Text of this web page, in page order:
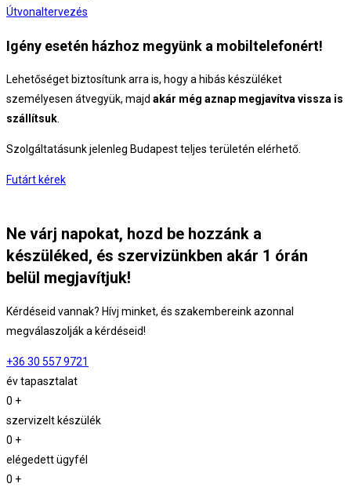
Útvonaltervezés
Igény esetén házhoz megyünk a mobiltelefonért!
Lehetőséget biztosítunk arra is, hogy a hibás készüléket
személyesen átvegyük, majd akár még aznap megjavítva vissza is
szállítsuk.
Szolgáltatásunk jelenleg Budapest teljes területén elérhető.
Futárt kérek
Ne várj napokat, hozd be hozzánk a
készüléked, és szervizünkben akár 1 órán
belül megjavítjuk!
Kérdéseid vannak? Hívj minket, és szakembereink azonnal
megválaszolják a kérdéseid!
+36 30 557 9721
év tapasztalat
0 +
szervizelt készülék
0 +
elégedett ügyfél
0 +